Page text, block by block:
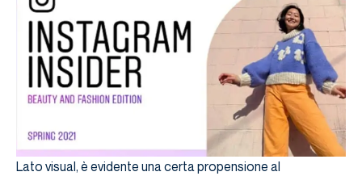
Lato visual, è evidente una certa propensione al